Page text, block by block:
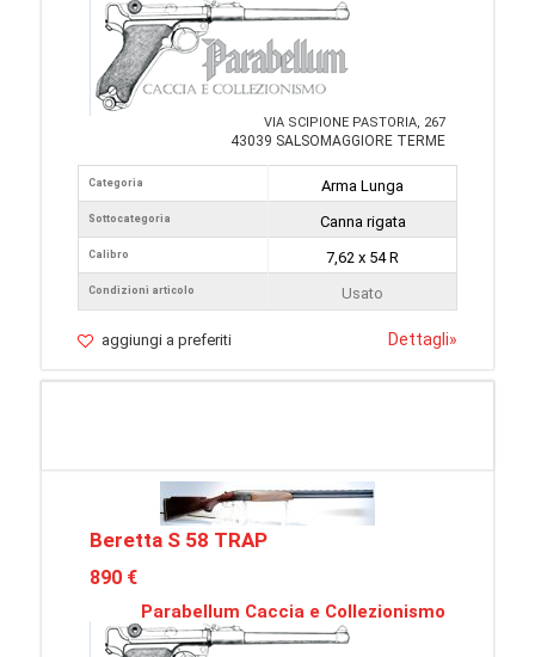
VIA SCIPIONE PASTORIA, 267
43039 SALSOMAGGIORE TERME
Categoria
Sottocategoria
Calibro
Condizioni articolo
Arma Lunga
Canna rigata
7,62 x 54 R
Usato
aggiungi a preferiti Dettagli»
Beretta S 58 TRAP
890 €
Parabellum Caccia e Collezionismo